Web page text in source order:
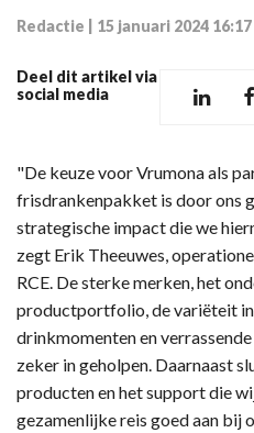
Redactie 15 januari 2024 16:17
Deel dit artikel via
social media
"De keuze voor Vrumona als
frisdrankenpakket is door ons
strategische impact die we
zegt Erik Theeuwes,
RCE. De sterke merken, het
productportfolio, de variëteit
drinkmomenten en
zeker in geholpen. Daarnaast
producten en het support die
gezamenlijke reis goed aan bij